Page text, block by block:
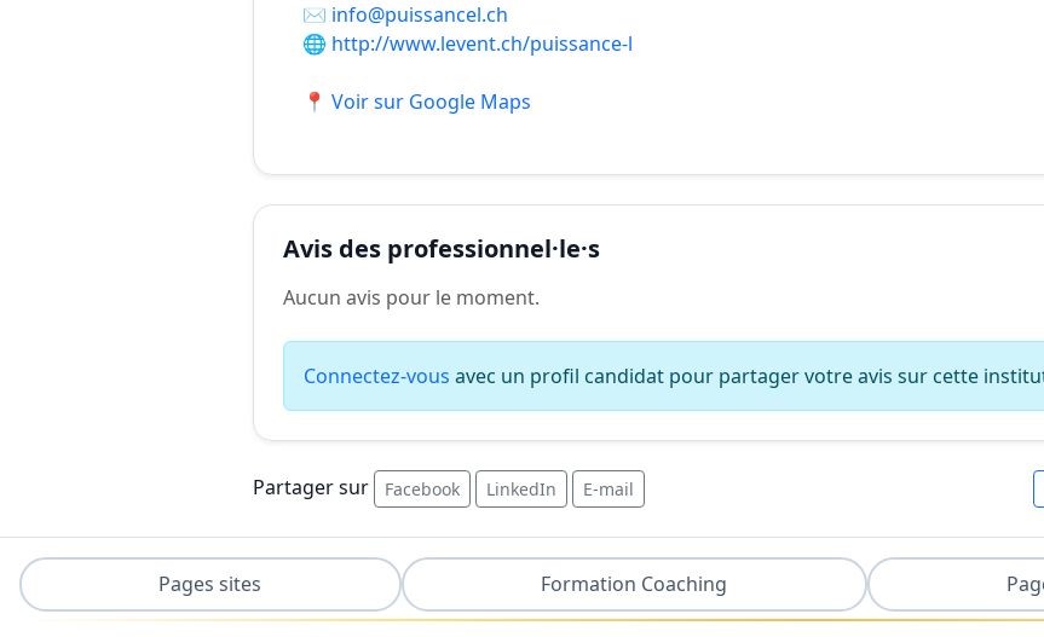
✉️ info@puissancel.ch
🌐 http://www.levent.ch/puissance-l
📍 Voir sur Google Maps
Avis des professionnel·le·s
Aucun avis pour le moment.
Connectez-vous avec un profil candidat pour partager votre avis sur cette
Partager sur Facebook LinkedIn E-mail
Pages sites Formation Coaching